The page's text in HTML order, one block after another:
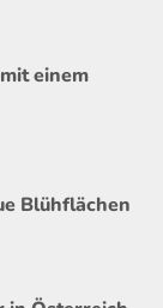
einem
Blühflächen